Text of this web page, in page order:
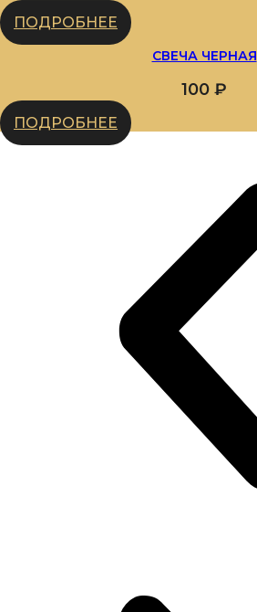
ПОДРОБНЕЕ
СВЕЧА ЧЕРНАЯ
100 ₽
ПОДРОБНЕЕ